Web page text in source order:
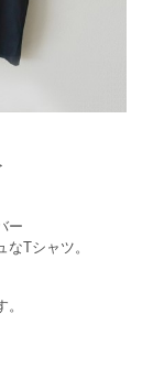
ー
Tシャツ。